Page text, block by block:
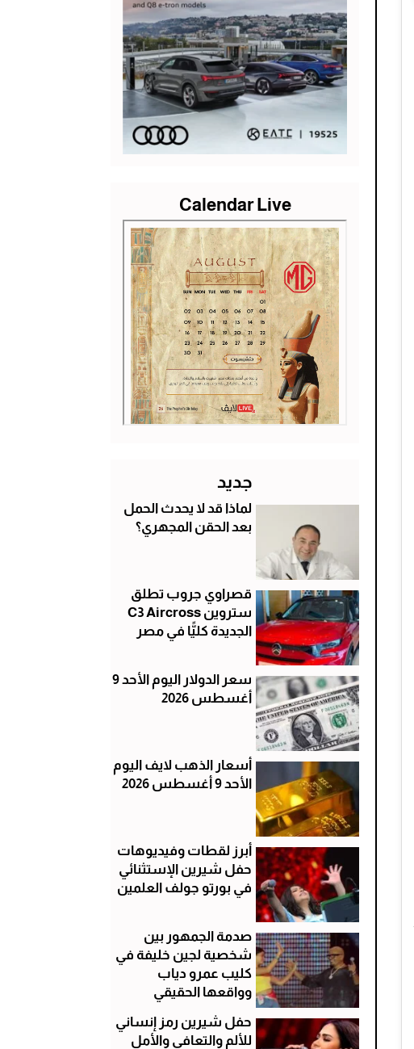
Calendar Live
جديد
لماذا قد لا يحدث الحمل
بعد الحقن المجهري؟
قصراوي جروب تطلق
ستروين C3 Aircross
الجديدة كليًّا في مصر
سعر الدولار اليوم الأحد 9
أغسطس 2026
أسعار الذهب لايف اليوم
الأحد 9 أغسطس 2026
أبرز لقطات وفيديوهات
حفل شيرين الإستثنائي
في بورتو جولف العلمين
صدمة الجمهور بين
شخصية لجين خليفة في
كليب عمرو دياب
وواقعها الحقيقي
حفل شيرين رمز إنساني
للألم والتعافي والأمل